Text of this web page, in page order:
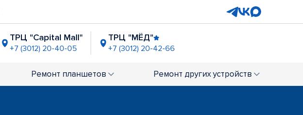
ТРЦ "Capital Mall"
+7 (3012) 20-40-05
ТРЦ "МЁД"
+7 (3012) 20-42-66
Ремонт планшетов Ремонт других устройств